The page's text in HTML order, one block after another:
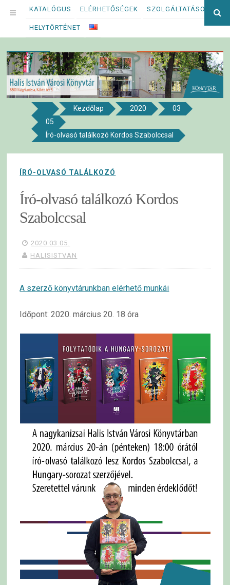
Megszakítás
OPEN
MENU
KATALÓGUS ELÉRHETŐSÉGEK SZOLGÁLTATÁSOK
HELYTÖRTÉNET
Halis István Városi Könyvtár
8800 NAGYKANIZSA, KÁLVIN TÉR 5.
Kezdőlap 2020
03
05
Író-olvasó találkozó Kordos Szabolccsal
ÍRÓ-OLVASÓ TALÁLKOZÓ
Író-olvasó találkozó Kordos
Szabolccsal
2020.03.05.
HALISISTVAN
A szerző könyvtárunkban elérhető munkái
Időpont: 2020. március 20. 18 óra